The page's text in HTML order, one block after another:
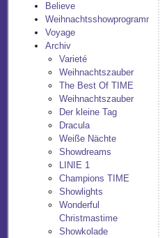
Believe
Weihnachtsshowprogramm
Voyage
Archiv
Varieté
Weihnachtszauber
The Best Of TIME
Weihnachtszauber
Der kleine Tag
Dracula
Weiße Nächte
Showdreams
LINIE 1
Champions TIME
Showlights
Wonderful
Christmastime
Showkolade